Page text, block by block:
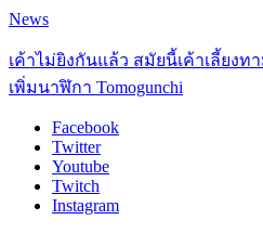
News
เค้าไม่ยิงกันแล้ว สมัยนี้เค้าเลี้ยงท
เพิ่มนาฬิกา Tomogunchi
Facebook
Twitter
Youtube
Twitch
Instagram